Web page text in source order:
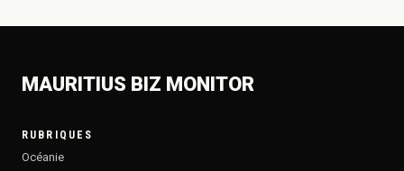
MAURITIUS BIZ MONITOR
RUBRIQUES
Océanie